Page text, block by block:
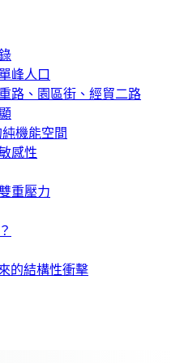
峰人口
路、園區街、經貿二路
機能空間
感性
重壓力
的結構性衝擊